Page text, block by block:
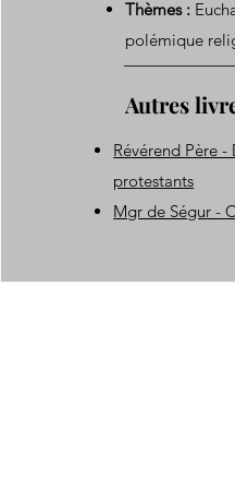
Thèmes :
polémique
Autres
Révérend Père
protestants
Mgr de Ségur -